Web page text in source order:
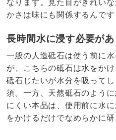
なります。見た目がきれい
かさは味にも関係するんです
長時間水に浸す必要が
一般の人造砥石は使う前に
が、こちらの砥石は水をか
砥石じたいが水分を吸って
須。一方、天然砥石のよう
にくい本品は、使用前に水
をかけるだけでなめらかに研